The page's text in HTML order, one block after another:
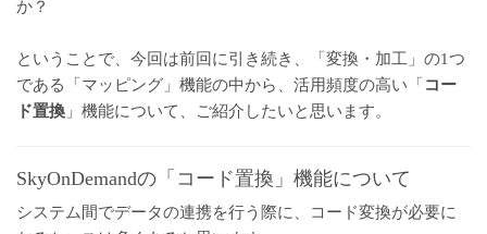
か？
ということで、今回は前回に引き続き、「変換・加工」の1つ
である「マッピング」機能の中から、活用頻度の高い「 コー
ド置換 」機能について、ご紹介したいと思います。
SkyOnDemandの「コード置換」機能について
システム間でデータの連携を行う際に、コード変換が必要に